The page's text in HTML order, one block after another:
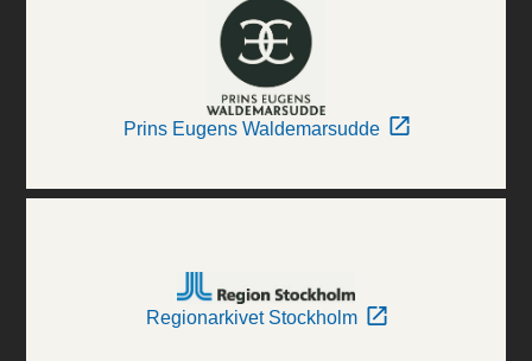
Prins Eugens Waldemarsudde
Regionarkivet Stockholm